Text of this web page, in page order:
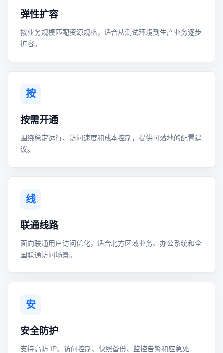
弹性扩容
按业务规模匹配资源规格，适合从测试环境到生产业务逐步
扩容。
按
按需开通
围绕稳定运行、访问速度和成本控制，提供可落地的配置建
议。
线
联通线路
面向联通用户访问优化，适合北方区域业务、办公系统和全
国联通访问场景。
安
安全防护
支持高防 IP、访问控制、快照备份、监控告警和应急处